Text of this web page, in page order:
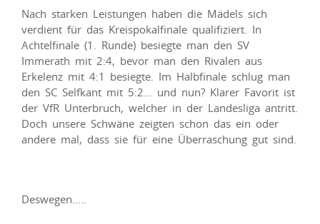
Nach starken Leistungen haben die Mädels sich
verdient für das Kreispokalfinale qualifiziert. In
Achtelfinale (1. Runde) besiegte man den SV
Immerath mit 2:4, bevor man den Rivalen aus
Erkelenz mit 4:1 besiegte. Im Halbfinale schlug man
den SC Selfkant mit 5:2… und nun? Klarer Favorit ist
der VfR Unterbruch, welcher in der Landesliga antritt.
Doch unsere Schwäne zeigten schon das ein oder
andere mal, dass sie für eine Überraschung gut sind.
Deswegen…..